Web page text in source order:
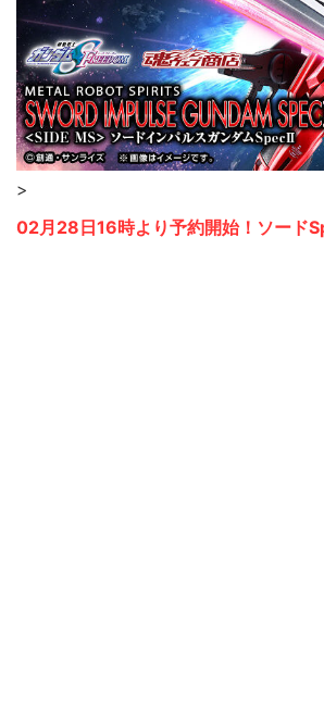
>
02月28日16時より予約開始！ソード